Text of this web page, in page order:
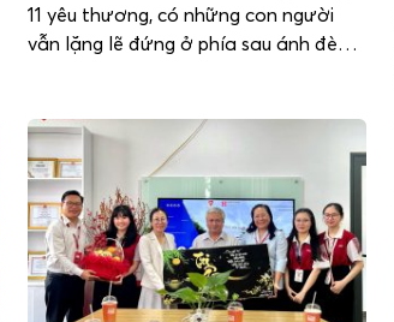
11 yêu thương, có những con người
vẫn lặng lẽ đứng ở phía sau ánh đèn –
vệ, là những anh chị nhân viên văn
phòng, kỹ thuật – […]